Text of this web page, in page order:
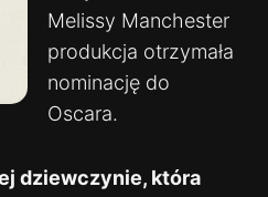
Melissy Manchester
produkcja otrzymała
nominację do
Oscara.
dziewczynie, która